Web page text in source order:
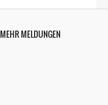
MEHR MELDUNGEN